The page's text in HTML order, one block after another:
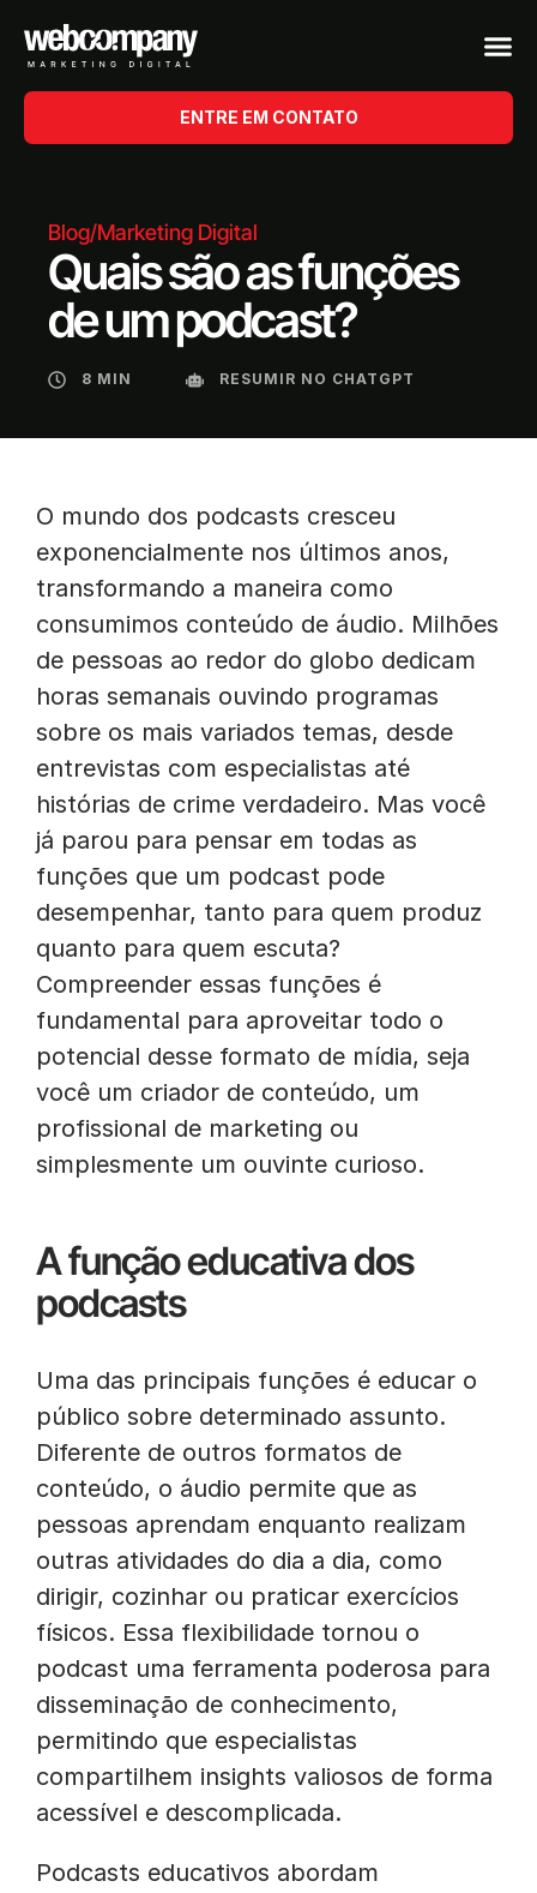
ENTRE EM CONTATO
Blog/Marketing Digital
Quais são as funções
de um podcast?
8 MIN RESUMIR NO CHATGPT
O mundo dos podcasts cresceu
exponencialmente nos últimos anos,
transformando a maneira como
consumimos conteúdo de áudio. Milhões
de pessoas ao redor do globo dedicam
horas semanais ouvindo programas
sobre os mais variados temas, desde
entrevistas com especialistas até
histórias de crime verdadeiro. Mas você
já parou para pensar em todas as
funções que um podcast pode
desempenhar, tanto para quem produz
quanto para quem escuta?
Compreender essas funções é
fundamental para aproveitar todo o
potencial desse formato de mídia, seja
você um criador de conteúdo, um
profissional de marketing ou
simplesmente um ouvinte curioso.
A função educativa dos
podcasts
Uma das principais funções é educar o
público sobre determinado assunto.
Diferente de outros formatos de
conteúdo, o áudio permite que as
pessoas aprendam enquanto realizam
outras atividades do dia a dia, como
dirigir, cozinhar ou praticar exercícios
físicos. Essa flexibilidade tornou o
podcast uma ferramenta poderosa para
disseminação de conhecimento,
permitindo que especialistas
compartilhem insights valiosos de forma
acessível e descomplicada.
Podcasts educativos abordam